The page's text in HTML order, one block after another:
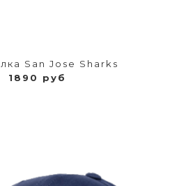
San Jose Sharks
1890 руб